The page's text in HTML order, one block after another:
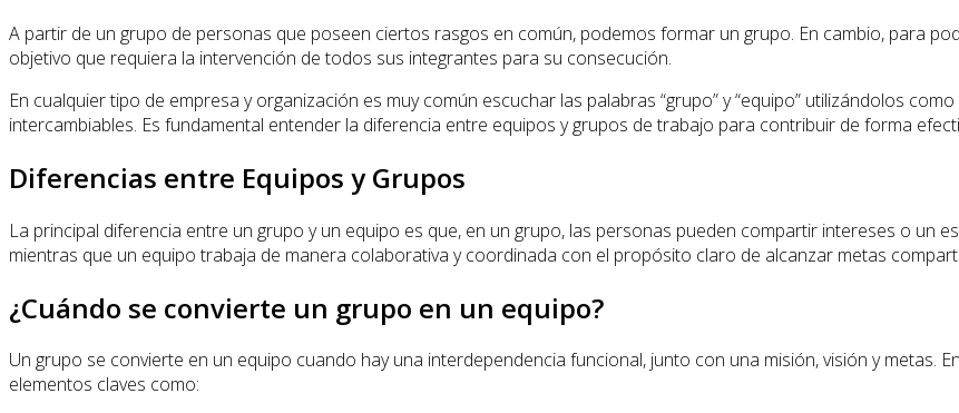
A partir de un grupo de personas que poseen ciertos rasgos en común, podemos formar un grupo. En cambio, para
objetivo que requiera la intervención de todos sus integrantes para su consecución.
En cualquier tipo de empresa y organización es muy común escuchar las palabras “grupo” y “equipo” utilizándolos
intercambiables. Es fundamental entender la diferencia entre equipos y grupos de trabajo para contribuir de forma
Diferencias entre Equipos y Grupos
La principal diferencia entre un grupo y un equipo es que, en un grupo, las personas pueden compartir intereses o un
mientras que un equipo trabaja de manera colaborativa y coordinada con el propósito claro de alcanzar metas
¿Cuándo se convierte un grupo en un equipo?
Un grupo se convierte en un equipo cuando hay una interdependencia funcional, junto con una misión, visión y metas.
elementos claves como: